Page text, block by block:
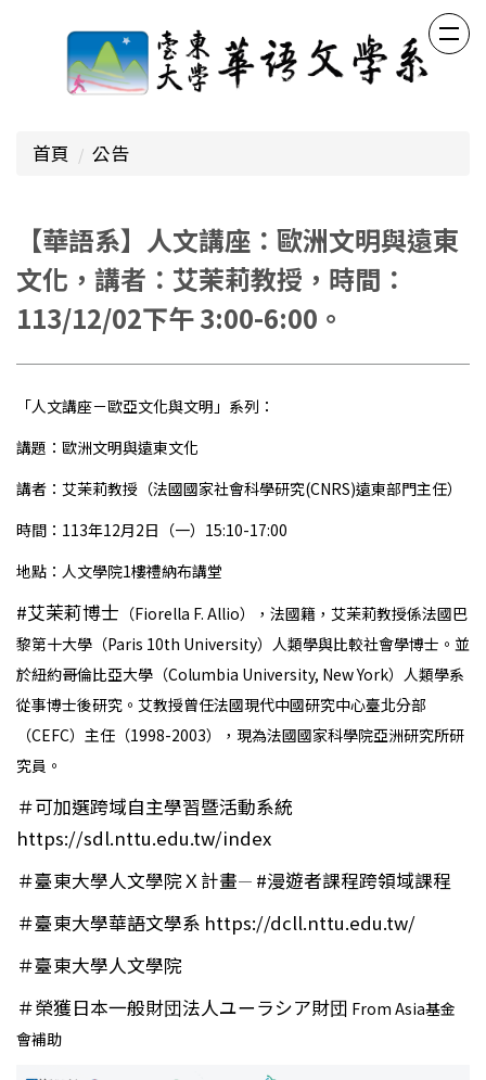
首頁 公告
【華語系】人文講座：歐洲文明與遠東
文化，講者：艾茉莉教授，時間：
113/12/02下午 3:00-6:00。
「人文講座－歐亞文化與文明」系列：
講題：歐洲文明與遠東文化
講者：艾茉莉教授（法國國家社會科學研究(CNRS)遠東部門主任）
時間：113年12月2日（一）15:10-17:00
地點：人文學院1樓禮納布講堂
#艾茉莉博士 （Fiorella F. Allio），法國籍，艾茉莉教授係法國巴
黎第十大學（Paris 10th University）人類學與比較社會學博士。並
於紐約哥倫比亞大學（Columbia University, New York）人類學系
從事博士後研究。艾教授曾任法國現代中國研究中心臺北分部
（CEFC）主任（1998-2003），現為法國國家科學院亞洲研究所研
究員。
＃可加選跨域自主學習暨活動系統
https://sdl.nttu.edu.tw/index
＃臺東大學人文學院Ｘ計畫— #漫遊者課程跨領域課程
＃臺東大學華語文學系 https://dcll.nttu.edu.tw/
＃臺東大學人文學院
＃榮獲日本一般財団法人ユーラシア財団 From Asia基金
會補助